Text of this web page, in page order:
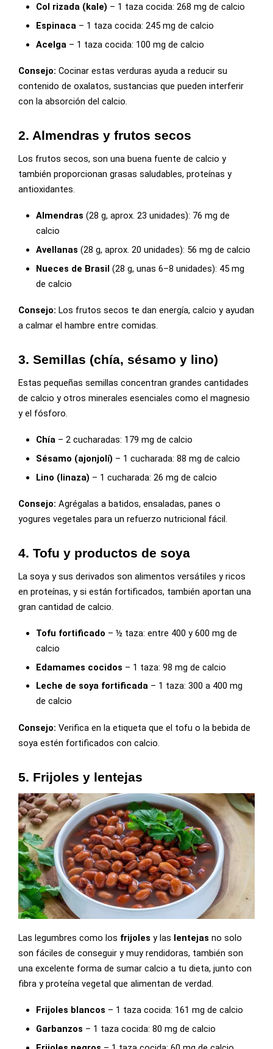
Col rizada (kale) – 1 taza cocida: 268 mg de calcio
Espinaca – 1 taza cocida: 245 mg de calcio
Acelga – 1 taza cocida: 100 mg de calcio
Consejo: Cocinar estas verduras ayuda a reducir su
contenido de oxalatos, sustancias que pueden interferir
con la absorción del calcio.
2. Almendras y frutos secos
Los frutos secos, son una buena fuente de calcio y
también proporcionan grasas saludables, proteínas y
antioxidantes.
Almendras (28 g, aprox. 23 unidades): 76 mg de
calcio
Avellanas (28 g, aprox. 20 unidades): 56 mg de calcio
Nueces de Brasil (28 g, unas 6–8 unidades): 45 mg
de calcio
Consejo: Los frutos secos te dan energía, calcio y ayudan
a calmar el hambre entre comidas.
3. Semillas (chía, sésamo y lino)
Estas pequeñas semillas concentran grandes cantidades
de calcio y otros minerales esenciales como el magnesio
y el fósforo.
Chía – 2 cucharadas: 179 mg de calcio
Sésamo (ajonjolí) – 1 cucharada: 88 mg de calcio
Lino (linaza) – 1 cucharada: 26 mg de calcio
Consejo: Agrégalas a batidos, ensaladas, panes o
yogures vegetales para un refuerzo nutricional fácil.
4. Tofu y productos de soya
La soya y sus derivados son alimentos versátiles y ricos
en proteínas, y si están fortificados, también aportan una
gran cantidad de calcio.
Tofu fortificado – ½ taza: entre 400 y 600 mg de
calcio
Edamames cocidos – 1 taza: 98 mg de calcio
Leche de soya fortificada – 1 taza: 300 a 400 mg
de calcio
Consejo: Verifica en la etiqueta que el tofu o la bebida de
soya estén fortificados con calcio.
5. Frijoles y lentejas
Las legumbres como los frijoles y las lentejas no solo
son fáciles de conseguir y muy rendidoras, también son
una excelente forma de sumar calcio a tu dieta, junto con
fibra y proteína vegetal que alimentan de verdad.
Frijoles blancos – 1 taza cocida: 161 mg de calcio
Garbanzos – 1 taza cocida: 80 mg de calcio